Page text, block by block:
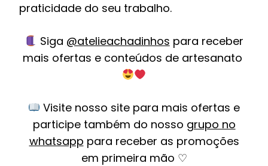
praticidade do seu trabalho.
Siga @atelieachadinhos para receber
mais ofertas e conteúdos de artesanato
Visite nosso site para mais ofertas e
participe também do nosso grupo no
whatsapp para receber as promoções
em primeira mão ♡